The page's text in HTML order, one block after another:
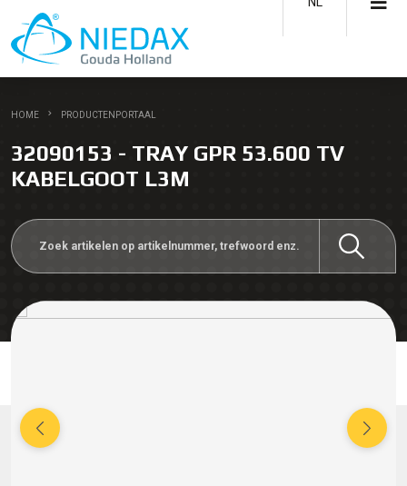
HOME PRODUCTENPORTAAL
32090153 - TRAY GPR 53.600 TV
KABELGOOT L3M